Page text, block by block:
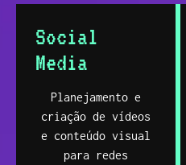
Social
Media
Planejamento e
criação de vídeos
e conteúdo visual
para redes